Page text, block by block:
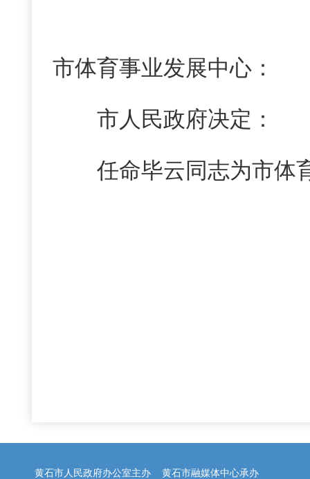
市体育事业发展中心：
市人民政府决定：
任命毕云同志为市体
黄石市人民政府办公室主办 黄石市融媒体中心承办